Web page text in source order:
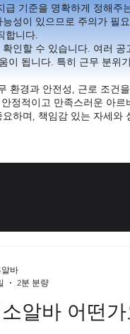
기준을 명확하게 정해주
성이 있으므로 주의가 필
합니다.
인할 수 있습니다. 여러 공
이 됩니다. 특히 근무 분위
환경과 안전성, 근로 조건
정적이고 만족스러운 아르
하며, 책임감 있는 자세와
마사지알바 마사
알바 어떤
알바
2분 분량